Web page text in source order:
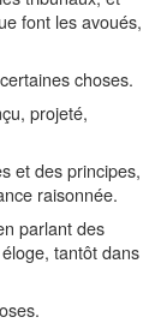
font les avoués,
choses.
projeté,
et des principes,
raisonnée.
parlant des
tantôt dans